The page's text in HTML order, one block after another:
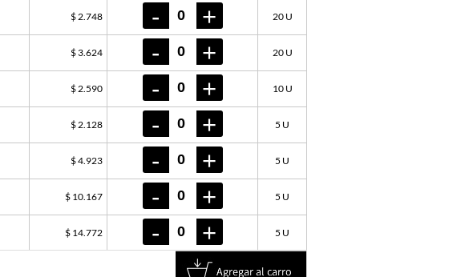
$ 2.748 20 U
$ 3.624 20 U
$ 2.590 10 U
$ 2.128 5 U
$ 4.923 5 U
$ 10.167 5 U
$ 14.772 5 U